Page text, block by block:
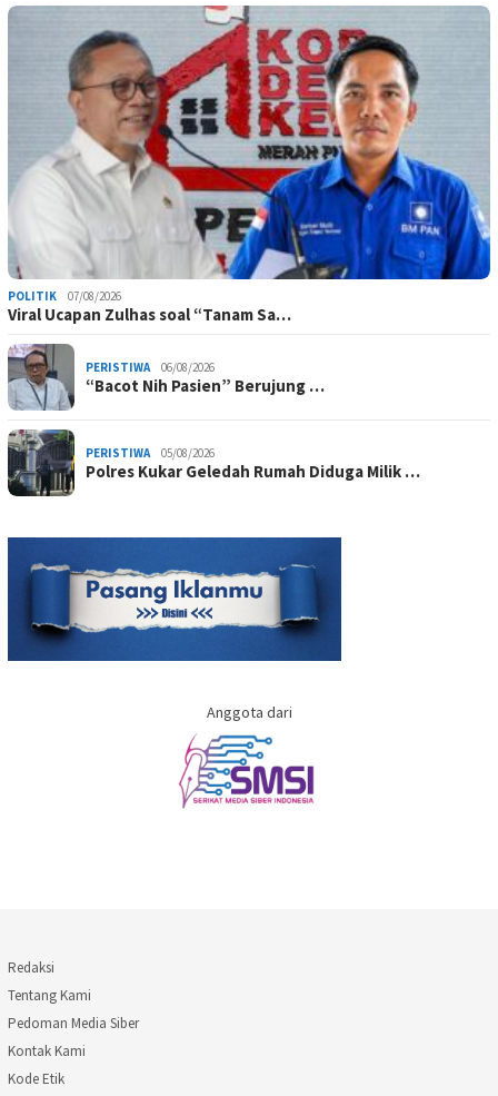
POLITIK 07/08/2026
Viral Ucapan Zulhas soal “Tanam Sa…
PERISTIWA 06/08/2026
“Bacot Nih Pasien” Berujung …
PERISTIWA 05/08/2026
Polres Kukar Geledah Rumah Diduga Milik …
Anggota dari
Redaksi
Tentang Kami
Pedoman Media Siber
Kontak Kami
Kode Etik